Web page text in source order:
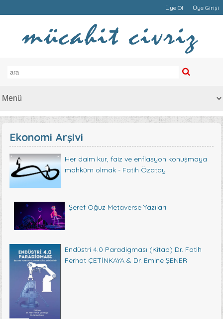
Üye Ol Üye Girişi
Ekonomi Arşivi
Her daim kur, faiz ve enflasyon konuşmaya
mahkûm olmak - Fatih Özatay
Şeref Oğuz Metaverse Yazıları
Endüstri 4.0 Paradigması (Kitap) Dr. Fatih
Ferhat ÇETİNKAYA & Dr. Emine ŞENER